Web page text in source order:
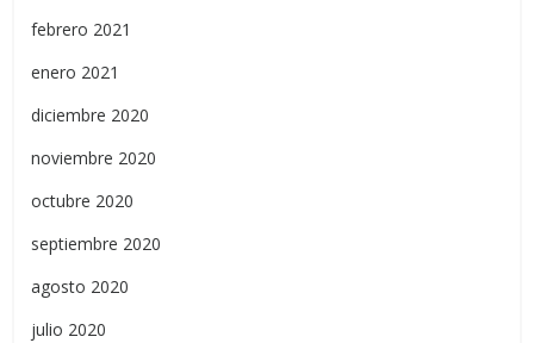
febrero 2021
enero 2021
diciembre 2020
noviembre 2020
octubre 2020
septiembre 2020
agosto 2020
julio 2020